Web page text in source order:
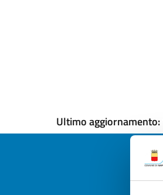
Ultimo aggiornamento: